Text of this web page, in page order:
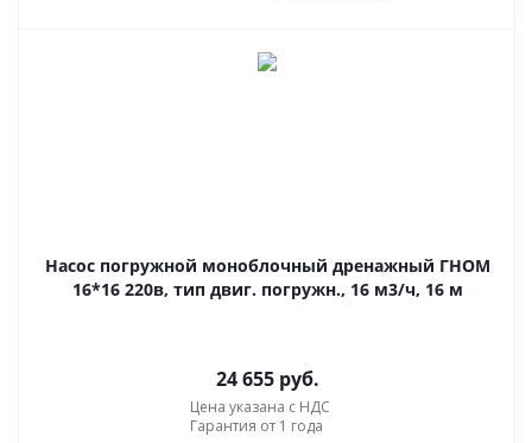
Насос погружной моноблочный дренажный ГНОМ
16*16 220в, тип двиг. погружн., 16 м3/ч, 16 м
24 655руб.
Цена указана с НДС
Гарантия от 1 года